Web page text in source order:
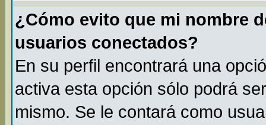
¿Cómo evito que mi nombre
usuarios conectados?
En su perfil encontrará una
activa esta opción sólo podrá
mismo. Se le contará como